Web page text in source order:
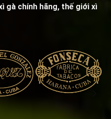
gà chính hãng, thế giới xì